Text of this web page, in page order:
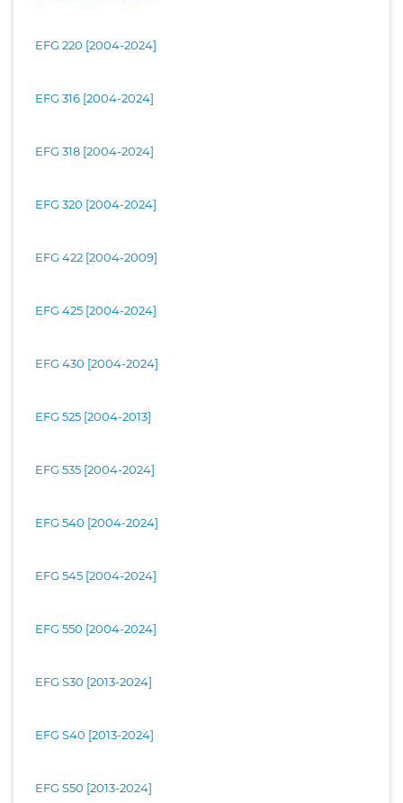
EFG 220 [2004-2024]
EFG 316 [2004-2024]
EFG 318 [2004-2024]
EFG 320 [2004-2024]
EFG 422 [2004-2009]
EFG 425 [2004-2024]
EFG 430 [2004-2024]
EFG 525 [2004-2013]
EFG 535 [2004-2024]
EFG 540 [2004-2024]
EFG 545 [2004-2024]
EFG 550 [2004-2024]
EFG S30 [2013-2024]
EFG S40 [2013-2024]
EFG S50 [2013-2024]